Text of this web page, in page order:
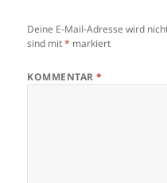
Deine E-Mail-Adresse wird
sind mit* markiert
KOMMENTAR*